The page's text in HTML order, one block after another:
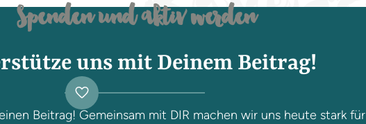
Spenden und aktiv werden
uns mit Deinem Beitrag!
Beitrag! Gemeinsam mit DIR machen wir uns heute stark für